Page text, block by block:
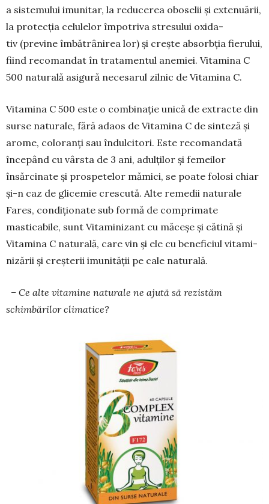
a sistemului imu­nitar, la reducerea oboselii și extenuării,
la protecția celulelor împotriva stresului oxida­
tiv (previne îmbătrânirea lor) și crește absorbția fierului,
fiind reco­mandat în tratamentul anemiei. Vitamina C
500 naturală asigură necesarul zilnic de Vitamina C.
Vitamina C 500 este o combinație unică de extracte din
surse naturale, fără adaos de Vita­mina C de sinteză și
arome, coloranți sau îndul­citori. Este recomandată
începând cu vârsta de 3 ani, adulților și femeilor
însărcinate și prospetelor mămici, se poate folosi chiar
și-n caz de glicemie crescută. Alte remedii naturale
Fares, condițio­nate sub formă de comprimate
masticabile, sunt Vitaminizant cu măceșe și cătină și
Vitamina C naturală, care vin și ele cu beneficiul vitami­
nizării și creșterii imunității pe cale naturală.
– Ce alte vitamine naturale ne ajută să rezistăm
schimbărilor climatice?